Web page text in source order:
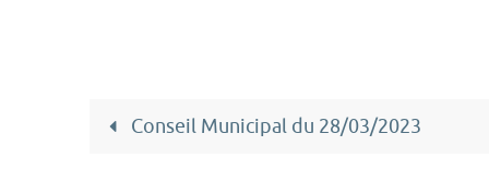
Conseil Municipal du 28/03/2023